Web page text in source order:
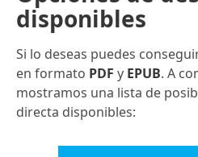
disponibles
Si lo deseas puedes
en formato PDF y EPUB. A
mostramos una lista de
directa disponibles: